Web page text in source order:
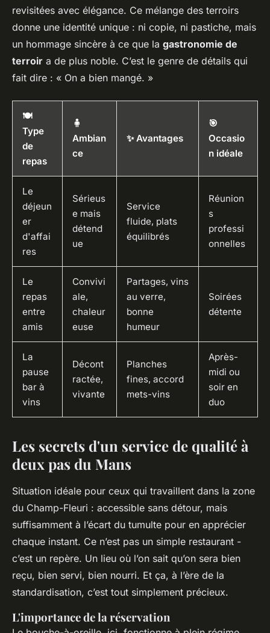
revisitées avec élégance. Ce mélange des terroirs
donne une identité unique : ni copie, ni pastiche, mais
un hommage sincère à ce que la gastronomie de
terroir a de plus noble. C’est le genre de détails qui
fait dire : « On a bien mangé. »
🍽️
Type
de
repas
🧍
Ambian
ce
✨ Avantages
🎯
Occasio
n idéale
Le
déjeun
er
d'affai
res
Sérieus
e mais
détend
ue
Service
fluide, plats
équilibrés
Réunion
s
professi
onnelles
Le
repas
entre
amis
Convivi
ale,
chaleur
euse
Partages, vins
au verre,
bonne
humeur
Soirées
détente
La
pause
bar à
vins
Décont
ractée,
vivante
Planches
fines, accord
mets-vins
Après-
midi ou
soir en
duo
Les secrets d'un service de qualité à
deux pas du Mans
Situation idéale pour ceux qui travaillent dans la zone
du Champ-Fleuri : accessible sans détour, mais
suffisamment à l’écart du tumulte pour en apprécier
chaque instant. Ce n’est pas un simple restaurant -
c’est un repère. Un lieu où l’on sait qu’on sera bien
reçu, bien servi, bien nourri. Et ça, à l’ère de la
standardisation, c’est tout simplement précieux.
L'importance de la réservation